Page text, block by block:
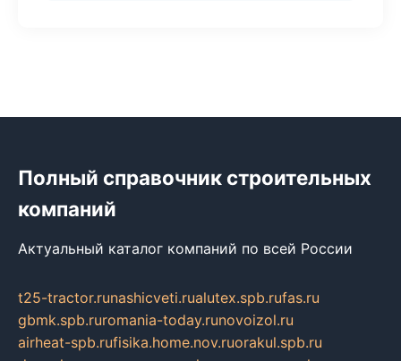
Полный справочник строительных
компаний
Актуальный каталог компаний по всей России
t25-tractor.runashicveti.rualutex.spb.rufas.ru
gbmk.spb.ruromania-today.runovoizol.ru
airheat-spb.rufisika.home.nov.ruorakul.spb.ru